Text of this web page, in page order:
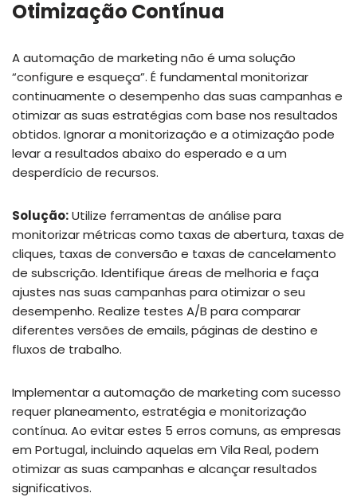
Otimização Contínua
A automação de marketing não é uma solução
“configure e esqueça”. É fundamental monitorizar
continuamente o desempenho das suas campanhas e
otimizar as suas estratégias com base nos resultados
obtidos. Ignorar a monitorização e a otimização pode
levar a resultados abaixo do esperado e a um
desperdício de recursos.
Solução:Utilize ferramentas de análise para
monitorizar métricas como taxas de abertura, taxas de
cliques, taxas de conversão e taxas de cancelamento
de subscrição. Identifique áreas de melhoria e faça
ajustes nas suas campanhas para otimizar o seu
desempenho. Realize testes A/B para comparar
diferentes versões de emails, páginas de destino e
fluxos de trabalho.
Implementar a automação de marketing com sucesso
requer planeamento, estratégia e monitorização
contínua. Ao evitar estes 5 erros comuns, as empresas
em Portugal, incluindo aquelas em Vila Real, podem
otimizar as suas campanhas e alcançar resultados
significativos.